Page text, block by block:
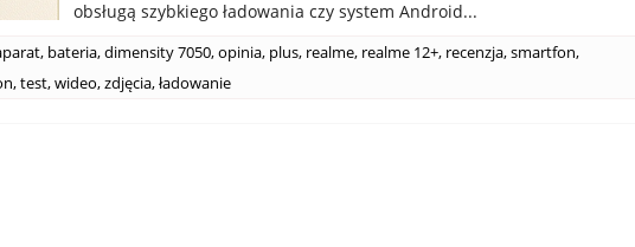
obsługą szybkiego ładowania czy system Android...
, bateria,dimensity 7050,opinia, plus, realme, realme 12+, recenzja,smartfon,
,test,wideo,zdjęcia,ładowanie